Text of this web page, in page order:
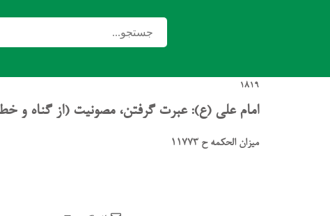
1819
امام علی (ع): عبرت گرفتن، مصونیت (از گناه و
میزان الحکمه ح 11773